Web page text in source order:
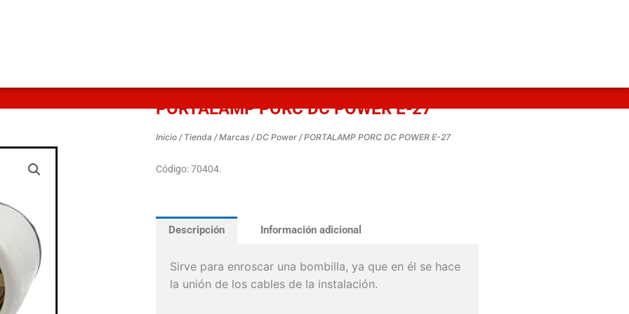
PORTALAMP PORC DC POWER E-27
Inicio / Tienda /Marcas /DC Power / PORTALAMP PORC DC POWER E-27
Código: 70404.
Descripción Información adicional
Sirve para enroscar una bombilla, ya que en él se hace
la unión de los cables de la instalación.